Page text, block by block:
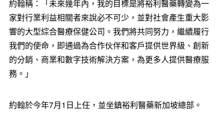
約翰稱：「未來幾年內，我的目標是將裕利醫藥轉變為一
家對行業利益相關者來說必不可少，並對社會產生重大影
響的大型綜合醫療保健公司。我們將共同努力，繼續履行
我們的使命，即通過為合作伙伴和客戶提供世界級、創新
的分銷、商業和數字技術解決方案，為更多人提供醫療服
務。」
約翰於今年7月1日上任，並坐鎮裕利醫藥新加坡總部。